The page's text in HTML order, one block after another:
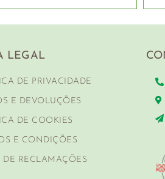
LEGAL
DE PRIVACIDADE
E DEVOLUÇÕES
DE COOKIES
E CONDIÇÕES
DE RECLAMAÇÕES